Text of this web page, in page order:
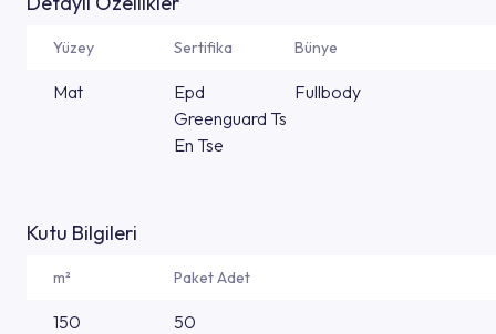
Yüzey Sertifika Bünye
Mat
Epd
Greenguard Ts
En Tse
Fullbody
Kutu Bilgileri
m² Paket Adet
150 50